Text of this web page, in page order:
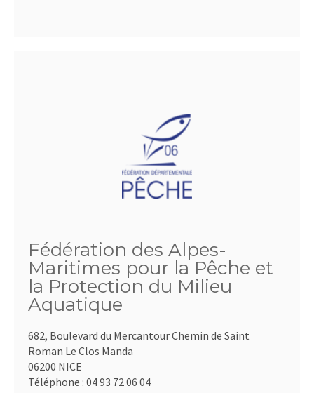
Fédération des Alpes-
Maritimes pour la Pêche et
la Protection du Milieu
Aquatique
682, Boulevard du Mercantour Chemin de Saint
Roman Le Clos Manda
06200 NICE
Téléphone : 04 93 72 06 04